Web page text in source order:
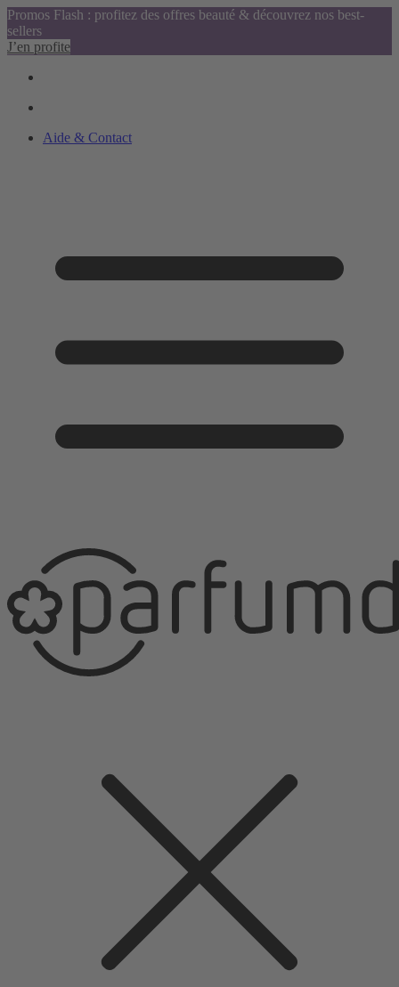
Promos Flash : profitez des offres beauté & découvrez nos best-
sellers
J’en profite
Aide & Contact